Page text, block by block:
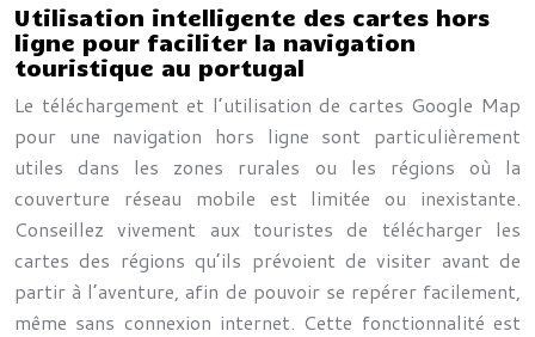
Utilisation intelligente des cartes hors
ligne pour faciliter la navigation
touristique au portugal
Le téléchargement et l’utilisation de cartes Google Map
pour une navigation hors ligne sont particulièrement
utiles dans les zones rurales ou les régions où la
couverture réseau mobile est limitée ou inexistante.
Conseillez vivement aux touristes de télécharger les
cartes des régions qu’ils prévoient de visiter avant de
partir à l’aventure, afin de pouvoir se repérer facilement,
même sans connexion internet. Cette fonctionnalité est